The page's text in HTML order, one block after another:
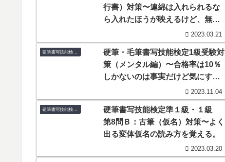
行書）対策〜連綿は入れられるな
ら入れたほうが映えるけど、無理
2023.03.21
硬筆・毛筆書写技能検定1級受験対
策（メンタル編）〜合格率は10％
しかないのは事実だけど気にする
2023.11.04
硬筆書写技能検定準１級・１級
第8問Ｂ：古筆（仮名）対策〜よく
出る変体仮名の読み方を覚える。
2023.03.20